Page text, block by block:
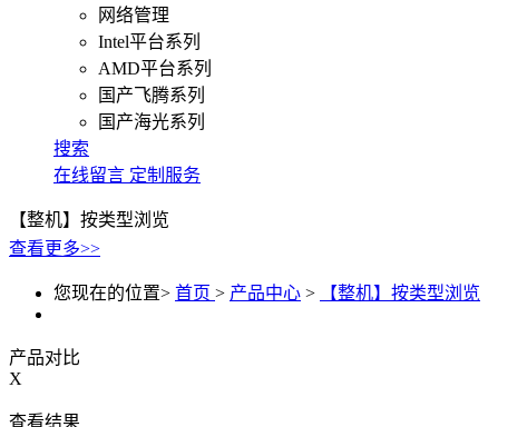
网络管理
Intel平台系列
AMD平台系列
国产飞腾系列
国产海光系列
搜索
在线留言 定制服务
【整机】按类型浏览
查看更多>>
您现在的位置> 首页 > 产品中心 > 【整机】按类型浏览
产品对比
X
查看结果